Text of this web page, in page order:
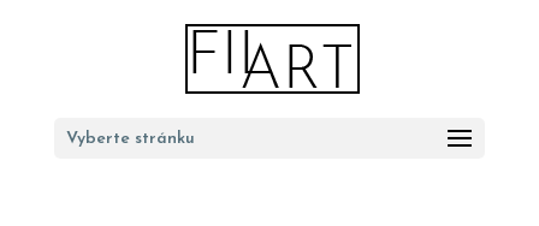
Vyberte stránku